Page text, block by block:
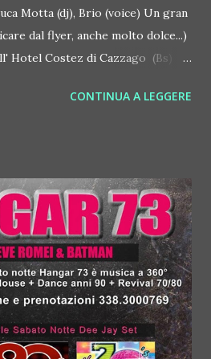
Motta (dj), Brio (voice) Un gran
dal flyer, anche molto dolce...)
Hotel Costez di Cazzago (Bs)
Trash. E' insomma una doppia
una volta arrivà arrivò addirittura
bianco... L'atmosfera al
Franciacorta, più che
e divertente, grazie anche alla
ingresso libero e consumazione
al mixer c'è Space, solido resident
voce la bella e brava Kristal.
c'è Brio,...
CONTINUA A LEGGERE